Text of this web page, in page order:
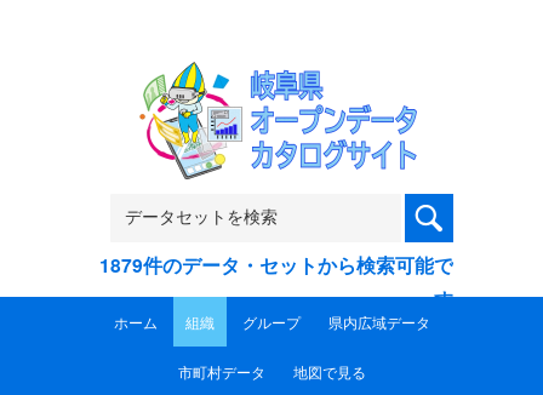
1879件のデータ・セットから検索可能で
す
ホーム 組織 グループ 県内広域データ
市町村データ 地図で見る